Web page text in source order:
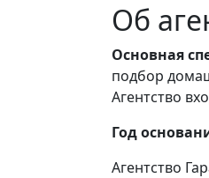
Об
Основная
подбор
Агентство
Год
Агентство